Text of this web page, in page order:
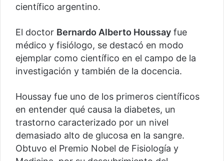
científico argentino.
El doctor Bernardo Alberto Houssay fue
médico y fisiólogo, se destacó en modo
ejemplar como científico en el campo de la
investigación y también de la docencia.
Houssay fue uno de los primeros científicos
en entender qué causa la diabetes, un
trastorno caracterizado por un nivel
demasiado alto de glucosa en la sangre.
Obtuvo el Premio Nobel de Fisiología y